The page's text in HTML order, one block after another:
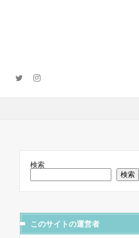
検索
検索
このサイトの運営者